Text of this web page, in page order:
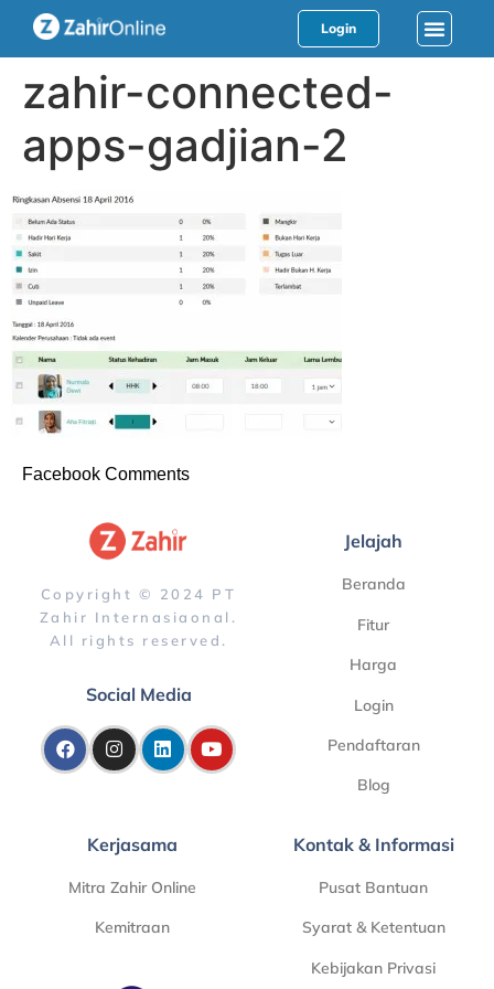
Login
zahir-connected-
apps-gadjian-2
Facebook Comments
Copyright © 2024 PT
Zahir Internasiaonal.
All rights reserved.
Social Media
Jelajah
Beranda
Fitur
Harga
Login
Pendaftaran
Blog
Kerjasama
Mitra Zahir Online
Kemitraan
Kontak & Informasi
Pusat Bantuan
Syarat & Ketentuan
Kebijakan Privasi